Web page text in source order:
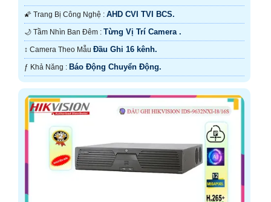
🌠 Trang Bị Công Nghệ : AHD CVI TVI BCS.
🌙 Tầm Nhìn Ban Đêm : Từng Vị Trí Camera .
↕️ Camera Theo Mẫu Đầu Ghi 16 kênh.
️ƒ Khả Năng : Báo Động Chuyển Động.